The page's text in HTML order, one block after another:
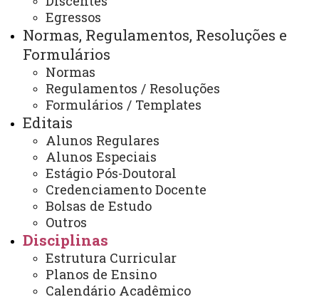
Egressos
Normas, Regulamentos, Resoluções e
Formulários
Normas
Regulamentos / Resoluções
Formulários / Templates
Editais
Alunos Regulares
Alunos Especiais
Estágio Pós-Doutoral
Credenciamento Docente
Bolsas de Estudo
Outros
Disciplinas
Estrutura Curricular
Planos de Ensino
Calendário Acadêmico
Quadro de Horários - 2º Semestre 2025
Quadro de Horários - 1º Semestre 2025
Quadro de Horários - 2º Semestre 2022
Quadro de Horários - 1º Semestre 2022
Quadro de Horários - 2º Semestre 2021
Quadro de Horários - 1º Semestre 2021
Quadro de Horários - 2º Semestre 2020
Quadro de Horários - 1º Semestre 2020
Quadro de Horários - 2º Semestre 2019
Quadro de Horários - 1º Semestre 2019
Quadro de Horários - 2º Semestre 2018
Quadro de Horários - 1º Semestre 2018
Quadro de Horários - 2º Semestre 2017
Quadro de Horários - 1º Semestre 2017